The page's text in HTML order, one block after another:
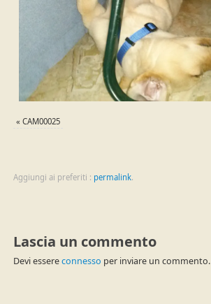
« CAM00025
Aggiungi ai preferiti : permalink.
Lascia un commento
Devi essereconnesso per inviare un commento.